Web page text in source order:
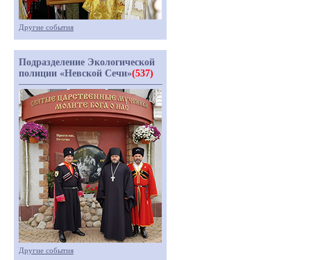
Другие события
Подразделение Экологической
полиции «Невской Сечи»(537)
Другие события